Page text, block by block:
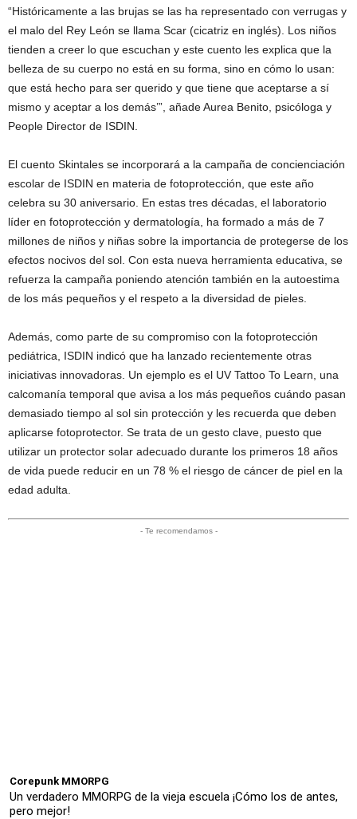
“Históricamente a las brujas se las ha representado con verrugas y
el malo del Rey León se llama Scar (cicatriz en inglés). Los niños
tienden a creer lo que escuchan y este cuento les explica que la
belleza de su cuerpo no está en su forma, sino en cómo lo usan:
que está hecho para ser querido y que tiene que aceptarse a sí
mismo y aceptar a los demás’”, añade Aurea Benito, psicóloga y
People Director de ISDIN.
El cuento Skintales se incorporará a la campaña de concienciación
escolar de ISDIN en materia de fotoprotección, que este año
celebra su 30 aniversario. En estas tres décadas, el laboratorio
líder en fotoprotección y dermatología, ha formado a más de 7
millones de niños y niñas sobre la importancia de protegerse de los
efectos nocivos del sol. Con esta nueva herramienta educativa, se
refuerza la campaña poniendo atención también en la autoestima
de los más pequeños y el respeto a la diversidad de pieles.
Además, como parte de su compromiso con la fotoprotección
pediátrica, ISDIN indicó que ha lanzado recientemente otras
iniciativas innovadoras. Un ejemplo es el UV Tattoo To Learn, una
calcomanía temporal que avisa a los más pequeños cuándo pasan
demasiado tiempo al sol sin protección y les recuerda que deben
aplicarse fotoprotector. Se trata de un gesto clave, puesto que
utilizar un protector solar adecuado durante los primeros 18 años
de vida puede reducir en un 78 % el riesgo de cáncer de piel en la
edad adulta.
- Te recomendamos -
Corepunk MMORPG
Un verdadero MMORPG de la vieja escuela ¡Cómo los de antes,
pero mejor!